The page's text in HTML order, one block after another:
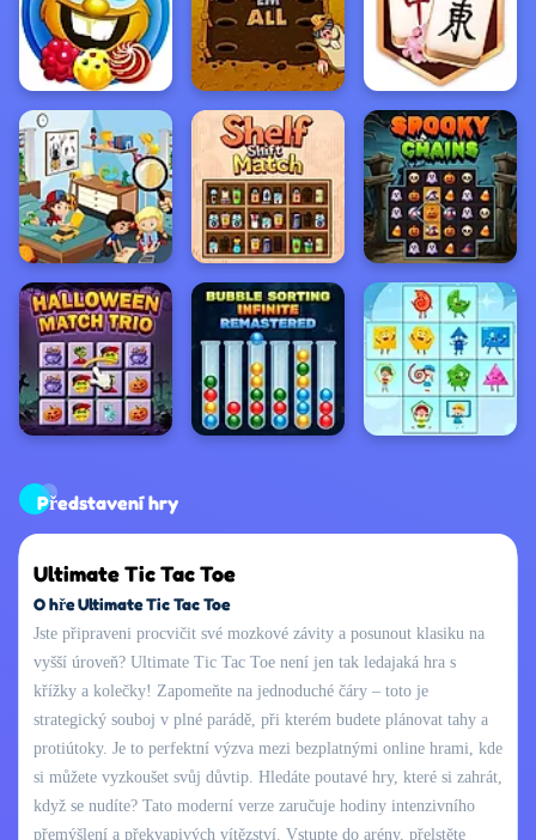
Představení hry
Ultimate Tic Tac Toe
O hře Ultimate Tic Tac Toe
Jste připraveni procvičit své mozkové závity a posunout klasiku na
vyšší úroveň? Ultimate Tic Tac Toe není jen tak ledajaká hra s
křížky a kolečky! Zapomeňte na jednoduché čáry – toto je
strategický souboj v plné parádě, při kterém budete plánovat tahy a
protiútoky. Je to perfektní výzva mezi bezplatnými online hrami, kde
si můžete vyzkoušet svůj důvtip. Hledáte poutavé hry, které si zahrát,
když se nudíte? Tato moderní verze zaručuje hodiny intenzivního
přemýšlení a překvapivých vítězství. Vstupte do arény, přelstěte